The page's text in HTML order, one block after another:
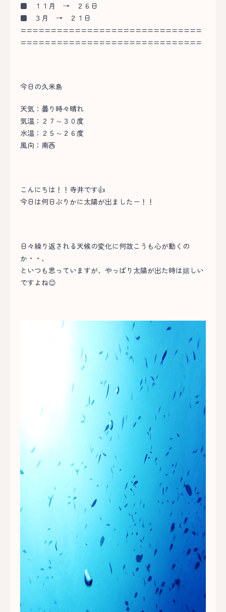
■ １１月 → ２６日
■ ３月 → ２１日
==============================
==============================
今日の久米島
天気：曇り時々晴れ
気温：２７～３０度
水温：２５～２６度
風向：南西
こんにちは！！寺井です👍
今日は何日ぶりかに太陽が出ましたー！！
日々繰り返される天候の変化に何故こうも心が動くの
か・・、
といつも思っていますが、やっぱり太陽が出た時は嬉しい
ですよね😊